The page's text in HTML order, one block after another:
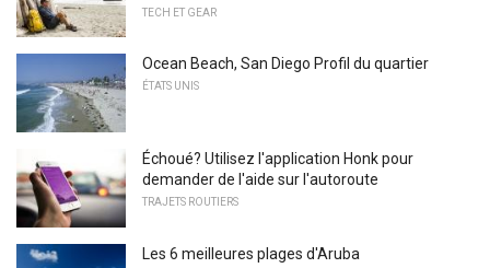
TECH ET GEAR
Ocean Beach, San Diego Profil du quartier
ÉTATS UNIS
Échoué? Utilisez l'application Honk pour
demander de l'aide sur l'autoroute
TRAJETS ROUTIERS
Les 6 meilleures plages d'Aruba